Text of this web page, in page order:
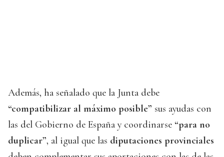
Además, ha señalado que la Junta debe
“compatibilizar al máximo posible” sus ayudas con
las del Gobierno de España y coordinarse “para no
duplicar”, al igual que las diputaciones provinciales